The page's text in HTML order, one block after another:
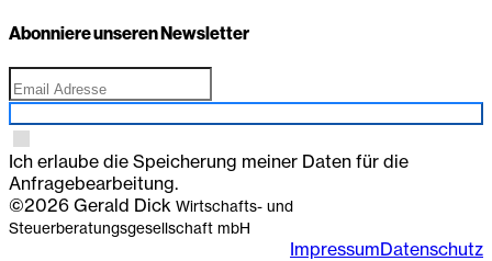
Abonniere unseren Newsletter
Ich erlaube die Speicherung meiner Daten für die
Anfragebearbeitung.
©2026 Gerald Dick Wirtschafts- und
Steuerberatungsgesellschaft mbH
ImpressumDatenschutz